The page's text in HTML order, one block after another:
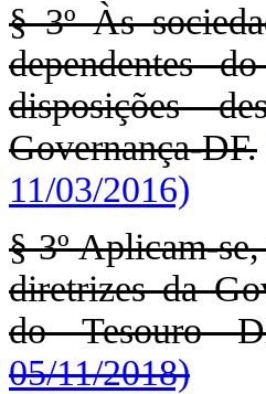
§ 3º Às
dependentes
disposições
Governança-DF.
11/03/2016)
§ 3º Aplicam-
diretrizes da
do Tesouro
05/11/2018)